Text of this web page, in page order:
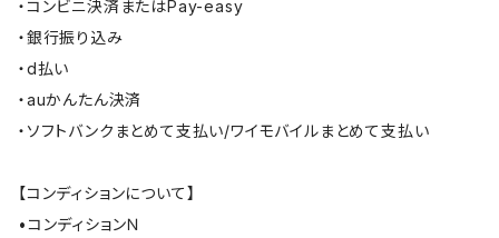
・コンビニ決済またはPay-easy
・銀行振り込み
・d払い
・auかんたん決済
・ソフトバンクまとめて支払い/ワイモバイルまとめて支払い
【コンディションについて】
•コンディションＮ